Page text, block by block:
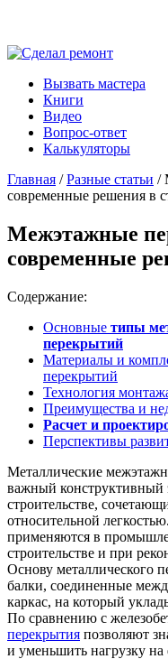
Вызвать мастера
Книги
Видео
Вопрос-ответ
Калькуляторы
Главная /Разные статьи /
современные решения в
Межэтажные
современные
Содержание:
Основные типы
перекрытий
Материалы и
перекрытий
Технология
Преимущества и
Расчет и
Перспективы
Металлические
важный конструктивный
строительстве,
относительной
применяются в
строительстве и при
Основу металлического
балки, соединенные
каркас, на который
По сравнению с
перекрытия позволяют
и уменьшить нагрузку на